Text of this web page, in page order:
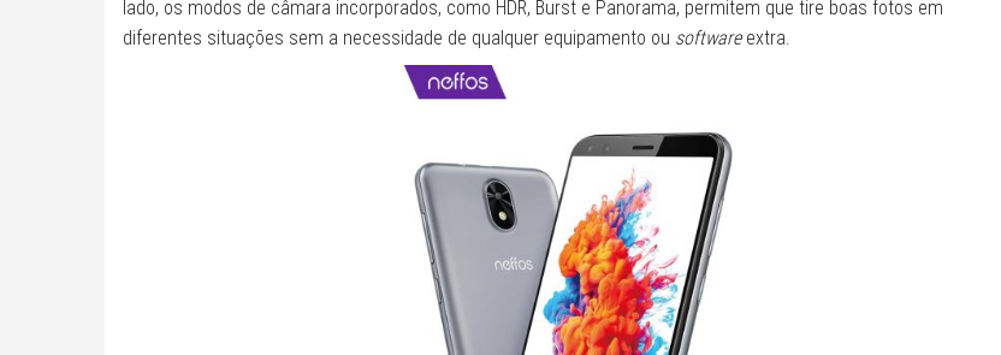
lado, os modos de câmara incorporados, como HDR, Burst e Panorama, permitem que tire boas fotos em
diferentes situações sem a necessidade de qualquer equipamento ou softwareextra.